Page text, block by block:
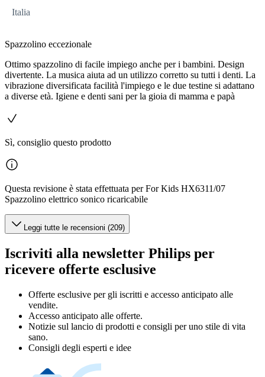
Italia
Spazzolino eccezionale
Ottimo spazzolino di facile impiego anche per i bambini. Design
divertente. La musica aiuta ad un utilizzo corretto su tutti i denti. La
vibrazione diversificata facilità l'impiego e le due testine si adattano
a diverse età. Igiene e denti sani per la gioia di mamma e papà
Sì, consiglio questo prodotto
Questa revisione è stata effettuata per For Kids HX6311/07
Spazzolino elettrico sonico ricaricabile
Leggi tutte le recensioni (209)
Iscriviti alla newsletter Philips per
ricevere offerte esclusive
Offerte esclusive per gli iscritti e accesso anticipato alle
vendite.
Accesso anticipato alle offerte.
Notizie sul lancio di prodotti e consigli per uno stile di vita
sano.
Consigli degli esperti e idee